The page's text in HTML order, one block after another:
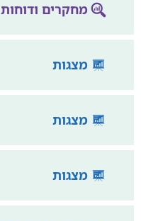
מחקרים ודוחות
מצגות
מצגות
מצגות